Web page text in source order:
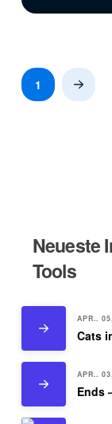
1 Next
Neueste
Tools
APR..
Cats
APR..
Ends